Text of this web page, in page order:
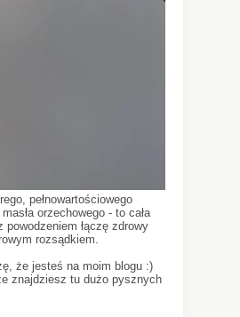
pełnowartościowego
orzechowego - to cała
powodzeniem łączę zdrowy
rozsądkiem.
że jesteś na moim blogu :)
znajdziesz tu dużo pysznych